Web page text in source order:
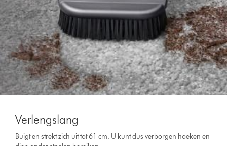
Verlengslang
Buigt en strekt zich uit tot 61 cm. U kunt dus verborgen hoeken en